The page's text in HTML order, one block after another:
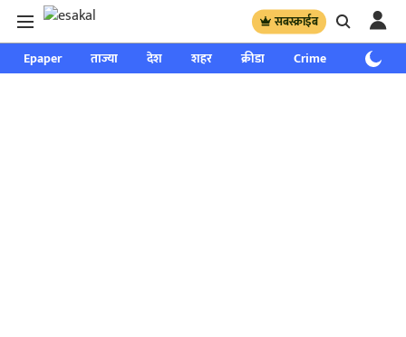
सबस्क्राईब
Epaper ताज्या देश शहर क्रीडा Crime साप्ताहिक